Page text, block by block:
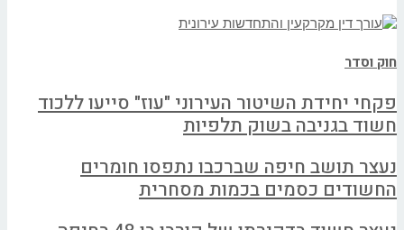
חוק וסדר
פקחי יחידת השיטור העירוני "עוז" סייעו ללכוד
חשוד בגניבה בשוק תלפיות
נעצר תושב חיפה שברכבו נתפסו חומרים
החשודים כסמים בכמות מסחרית